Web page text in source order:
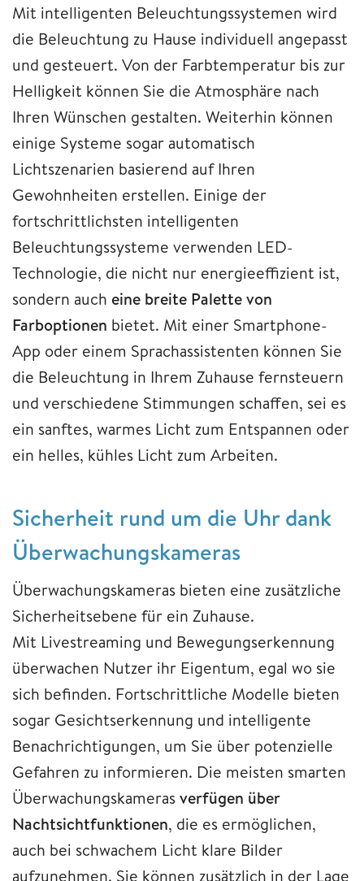
Mit intelligenten Beleuchtungssystemen wird
die Beleuchtung zu Hause individuell angepasst
und gesteuert. Von der Farbtemperatur bis zur
Helligkeit können Sie die Atmosphäre nach
Ihren Wünschen gestalten. Weiterhin können
einige Systeme sogar automatisch
Lichtszenarien basierend auf Ihren
Gewohnheiten erstellen. Einige der
fortschrittlichsten intelligenten
Beleuchtungssysteme verwenden LED-
Technologie, die nicht nur energieeffizient ist,
sondern auch eine breite Palette von
Farboptionen bietet. Mit einer Smartphone-
App oder einem Sprachassistenten können Sie
die Beleuchtung in Ihrem Zuhause fernsteuern
und verschiedene Stimmungen schaffen, sei es
ein sanftes, warmes Licht zum Entspannen oder
ein helles, kühles Licht zum Arbeiten.
Sicherheit rund um die Uhr dank
Überwachungskameras
Überwachungskameras bieten eine zusätzliche
Sicherheitsebene für ein Zuhause.
Mit Livestreaming und Bewegungserkennung
überwachen Nutzer ihr Eigentum, egal wo sie
sich befinden. Fortschrittliche Modelle bieten
sogar Gesichtserkennung und intelligente
Benachrichtigungen, um Sie über potenzielle
Gefahren zu informieren. Die meisten smarten
Überwachungskamerasverfügen über
Nachtsichtfunktionen, die es ermöglichen,
auch bei schwachem Licht klare Bilder
aufzunehmen. Sie können zusätzlich in der Lage